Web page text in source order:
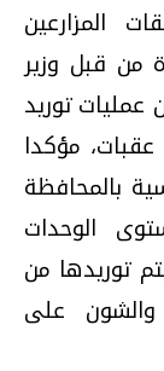
المزارعين
من قبل وزير
عمليات توريد
مؤكدا
بالمحافظة
الوحدات
توريدها من
والشون على